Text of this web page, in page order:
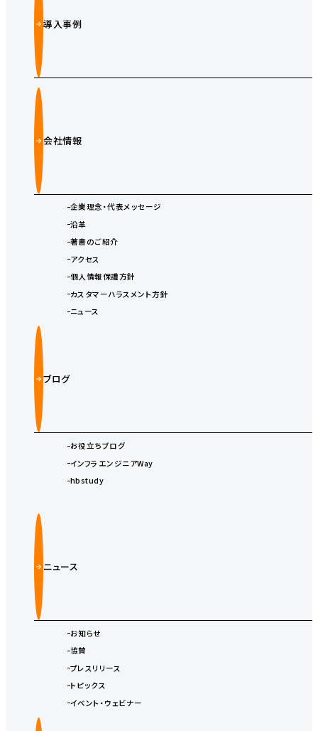
導入事例
会社情報
企業理念・代表メッセージ
沿革
著書のご紹介
アクセス
個人情報保護方針
カスタマーハラスメント方針
ニュース
ブログ
お役立ちブログ
インフラエンジニアWay
hbstudy
ニュース
お知らせ
協賛
プレスリリース
トピックス
イベント・ウェビナー